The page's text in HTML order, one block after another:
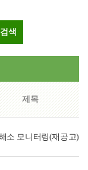
검색
제목
소 모니터링(재공고)